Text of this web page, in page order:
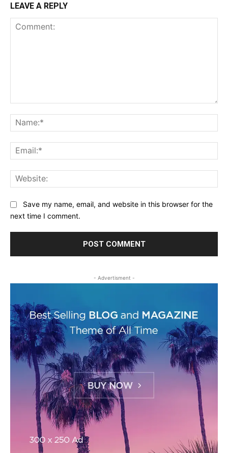
LEAVE A REPLY
Save my name, email, and website in this browser for the
next time I comment.
- Advertisment -